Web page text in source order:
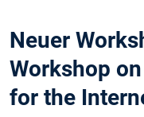
Neuer
Workshop
for the